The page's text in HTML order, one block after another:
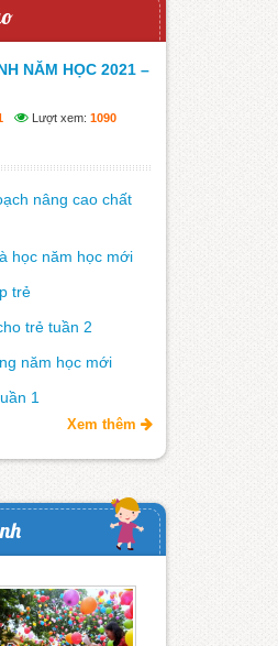
NĂM HỌC 2021 –
Lượt xem: 1090
nâng cao chất
học năm học mới
trẻ
trẻ tuần 2
năm học mới
1
Xem thêm